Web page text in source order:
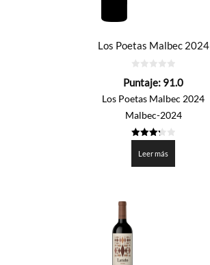
Los Poetas Malbec 2024
de
Puntaje: 91.0
Los Poetas Malbec 2024
Malbec-2024
de 5
Leer más